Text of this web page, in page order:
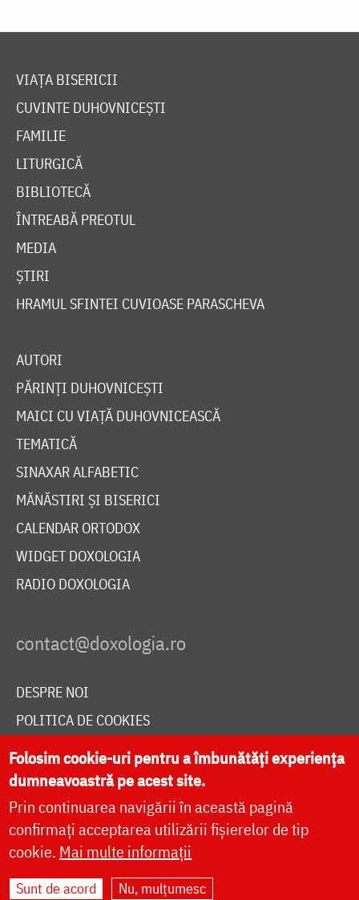
VIAȚA BISERICII
CUVINTE DUHOVNICEȘTI
FAMILIE
LITURGICĂ
BIBLIOTECĂ
ÎNTREABĂ PREOTUL
MEDIA
ȘTIRI
HRAMUL SFINTEI CUVIOASE PARASCHEVA
AUTORI
PĂRINȚI DUHOVNICEȘTI
MAICI CU VIAȚĂ DUHOVNICEASCĂ
TEMATICĂ
SINAXAR ALFABETIC
MĂNĂSTIRI ȘI BISERICI
CALENDAR ORTODOX
WIDGET DOXOLOGIA
RADIO DOXOLOGIA
DESPRE NOI
POLITICA DE COOKIES
DONEAZĂ ONLINE PENTRU CATEDRALA NAȚIONALĂ
LIVE
Site dezvoltat deDOXOLOGIA MEDIA
Folosim cookie-uri pentru a îmbunătăți experiența
dumneavoastră pe acest site.
Prin continuarea navigării în această pagină
confirmați acceptarea utilizării fișierelor de tip
cookie. Mai multe informații
Sunt de acord Nu, mulțumesc